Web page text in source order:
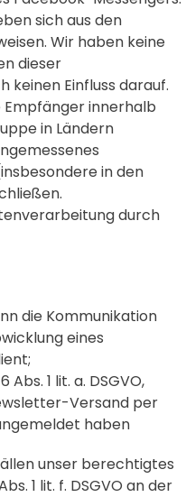
sich aus den
Wir haben keine
dieser
keinen Einfluss darauf.
innerhalb
in Ländern
in den
durch
die Kommunikation
eines
1 lit. a. DSGVO,
Versand per
haben
unser berechtigtes
1 lit. f. DSGVO an der